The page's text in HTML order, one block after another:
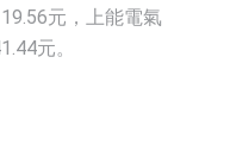
元，上能電氣
元。